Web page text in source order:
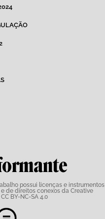
possui licenças e instrumentos
de direitos conexos da Creative
BY-NC-SA 4.0